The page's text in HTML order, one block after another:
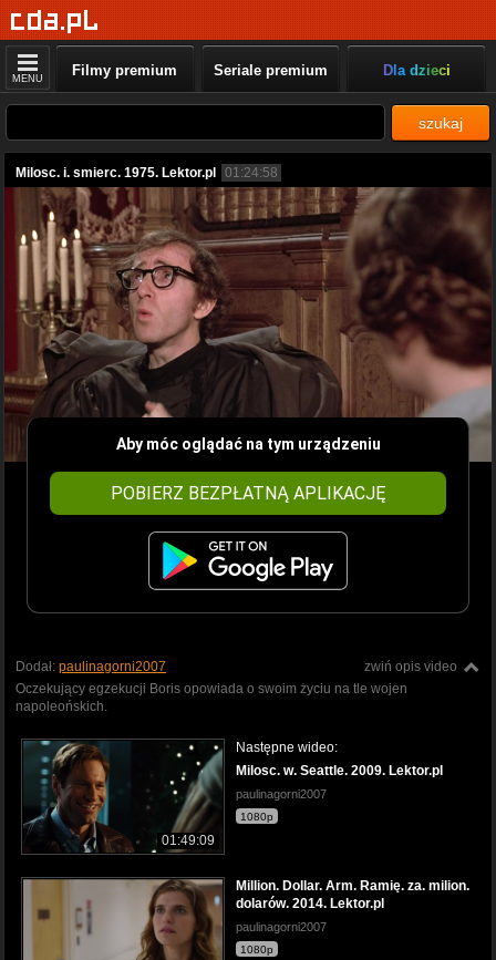
MENU Filmy premium Seriale premium Dla dzieci
szukaj
Milosc. i. smierc. 1975. Lektor.pl 01:24:58
Aby móc oglądać na tym urządzeniu
POBIERZ BEZPŁATNĄ APLIKACJĘ
zwiń opis video
Dodał: paulinagorni2007
Oczekujący egzekucji Boris opowiada o swoim życiu na tle wojen
napoleońskich.
01:49:09
Następne wideo:
Milosc. w. Seattle. 2009. Lektor.pl
paulinagorni2007
1080p
Million. Dollar. Arm. Ramię. za. milion.
dolarów. 2014. Lektor.pl
paulinagorni2007
1080p